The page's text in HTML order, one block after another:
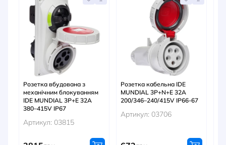
Розетка вбудована з
механічним блокуванням
IDE MUNDIAL 3P+E 32A
380–415V IP67
Артикул: 03815
Розетка кабельна IDE
MUNDIAL 3P+N+E 32A
200/346–240/415V IP66-67
Артикул: 03706